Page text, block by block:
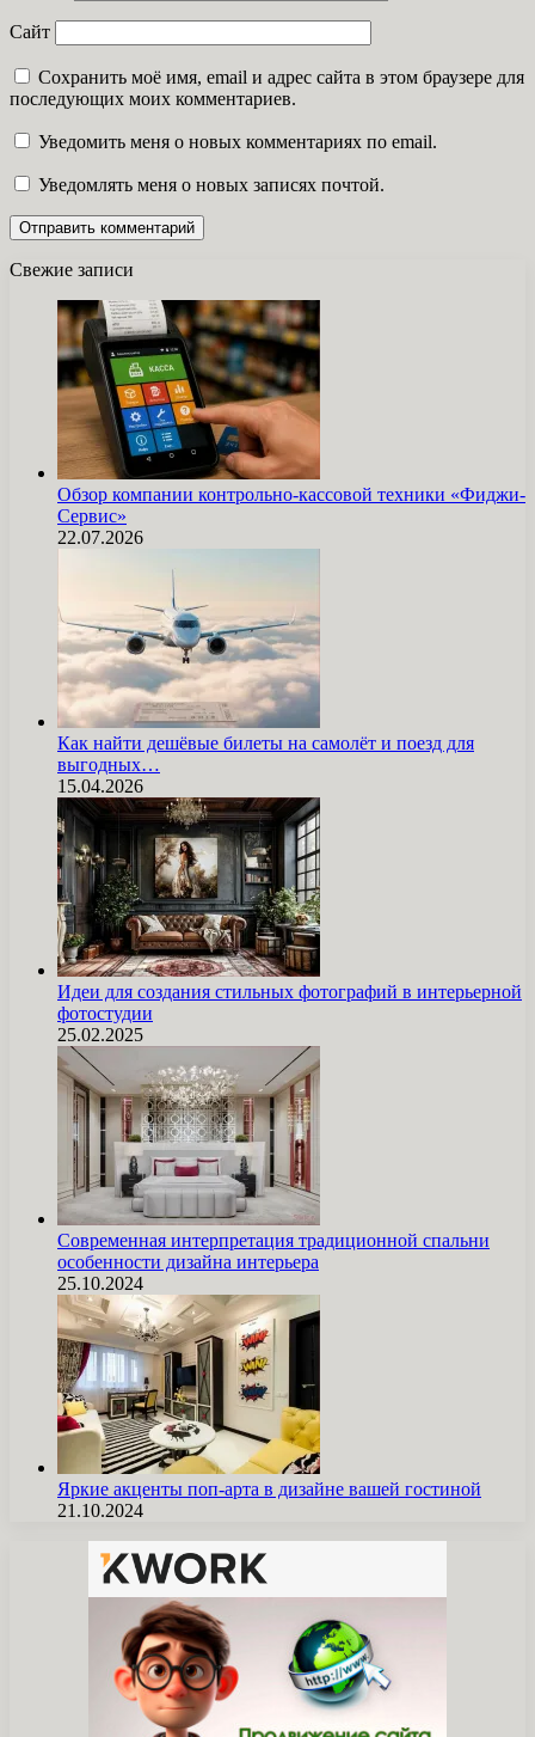
Сайт
Сохранить моё имя, email и адрес сайта в этом браузере для
последующих моих комментариев.
Уведомить меня о новых комментариях по email.
Уведомлять меня о новых записях почтой.
Свежие записи
Обзор компании контрольно-кассовой техники «Фиджи-
Сервис»
22.07.2026
Как найти дешёвые билеты на самолёт и поезд для
выгодных…
15.04.2026
Идеи для создания стильных фотографий в интерьерной
фотостудии
25.02.2025
Современная интерпретация традиционной спальни
особенности дизайна интерьера
25.10.2024
Яркие акценты поп-арта в дизайне вашей гостиной
21.10.2024